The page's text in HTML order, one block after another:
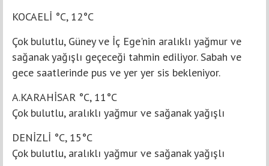
KOCAELİ °C, 12°C
Çok bulutlu, Güney ve İç Ege'nin aralıklı yağmur ve
sağanak yağışlı geçeceği tahmin ediliyor. Sabah ve
gece saatlerinde pus ve yer yer sis bekleniyor.
A.KARAHİSAR °C, 11°C
Çok bulutlu, aralıklı yağmur ve sağanak yağışlı
DENİZLİ °C, 15°C
Çok bulutlu, aralıklı yağmur ve sağanak yağışlı